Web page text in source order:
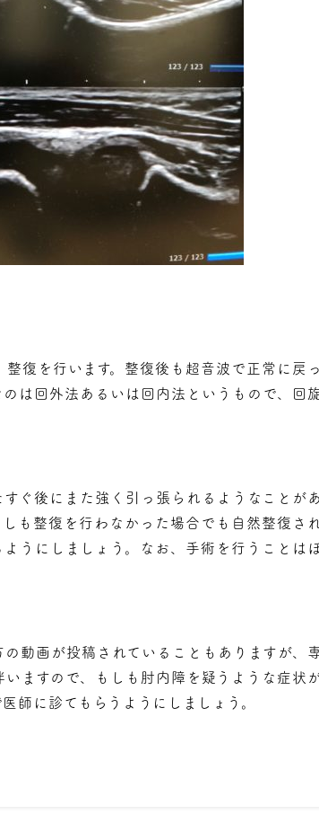
復を行います。整復後も超音波で正常に戻
は回外法あるいは回内法というもので、回
ぐ後にまた強く引っ張られるようなことが
も整復を行わなかった場合でも自然整復さ
うにしましょう。なお、手術を行うことは
動画が投稿されていることもありますが、
ますので、もしも肘内障を疑うような症状
師に診てもらうようにしましょう。